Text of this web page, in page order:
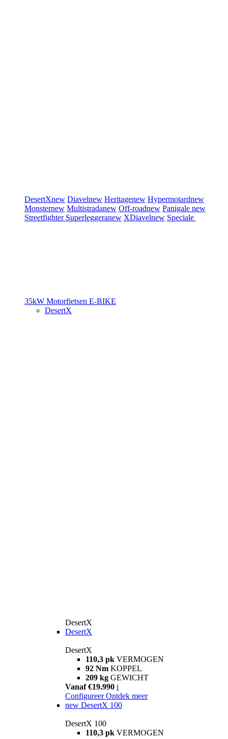
DesertXnew Diavelnew Heritagenew Hypermotardnew
Monsternew Multistradanew Off-roadnew Panigale new
Streetfighter Superleggeranew XDiavelnew Speciale
35kW Motorfietsen E-BIKE
DesertX
DesertX
DesertX
DesertX
110,3 pk VERMOGEN
92 Nm KOPPEL
209 kg GEWICHT
Vanaf €19.990 i
Configureer Ontdek meer
new DesertX 100
DesertX 100
110,3 pk VERMOGEN